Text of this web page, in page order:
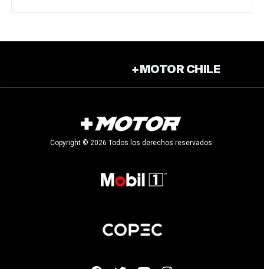
+MOTOR CHILE
Copyright © 2026 Todos los derechos reservados.